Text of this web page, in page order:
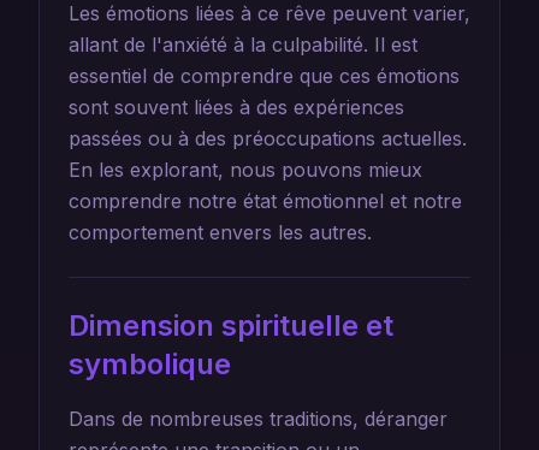
Les émotions liées à ce rêve peuvent varier,
allant de l'anxiété à la culpabilité. Il est
essentiel de comprendre que ces émotions
sont souvent liées à des expériences
passées ou à des préoccupations actuelles.
En les explorant, nous pouvons mieux
comprendre notre état émotionnel et notre
comportement envers les autres.
Dimension spirituelle et
symbolique
Dans de nombreuses traditions, déranger